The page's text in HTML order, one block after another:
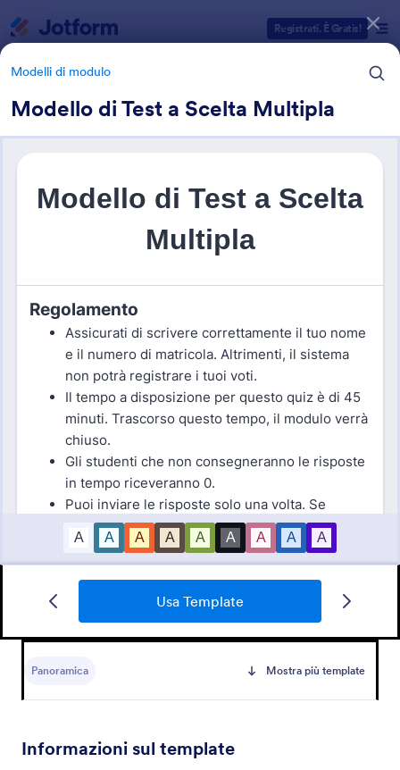
Registrati. È Gratis!
Modelli di modulo
Modello di Test a Scelta Multipla
Usa Template
Panoramica Mostra più template
Informazioni sul template
Modelli di modulo
Moduli per Insegnanti
Mini Quiz Di Matematica
personalizzabile e corretto automaticamente.
Jotform.
Categorie Template Moduli